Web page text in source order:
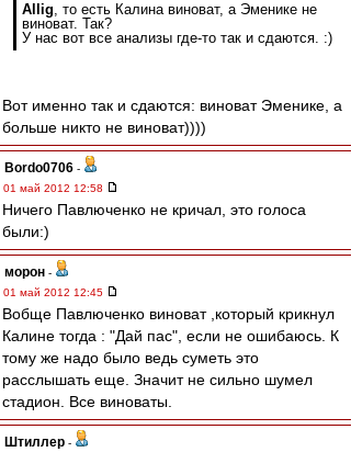
Allig, то есть Калина виноват, а Эменике не
виноват. Так?
У нас вот все анализы где-то так и сдаются. :)
Вот именно так и сдаются: виноват Эменике, а
больше никто не виноват))))
Bordo0706 -
01 май 2012 12:58
Ничего Павлюченко не кричал, это голоса
были:)
морон -
01 май 2012 12:45
Вобще Павлюченко виноват ,который крикнул
Калине тогда : "Дай пас", если не ошибаюсь. К
тому же надо было ведь суметь это
расслышать еще. Значит не сильно шумел
стадион. Все виноваты.
Штиллер -